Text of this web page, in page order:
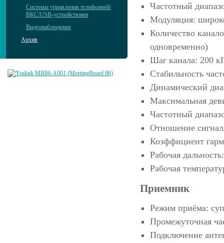
Системы управления телефонией/
ВКС/USB-устройствами
Видеонаблюдение
Архив
Частотный
Модуляция:
Количество
одновременно)
Шаг канала: 200
Стабильность
Динамический
Максимальная
Частотный
Отношение
Коэффициент
Рабочая
Рабочая
Приемник
Режим приёма:
Промежуточная
Подключение